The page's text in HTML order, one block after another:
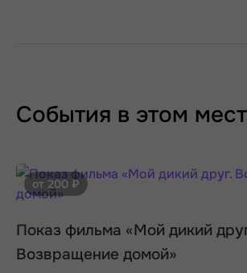
События в этом
от 200 ₽
Показ фильма «Мой дикий
Возвращение домой»